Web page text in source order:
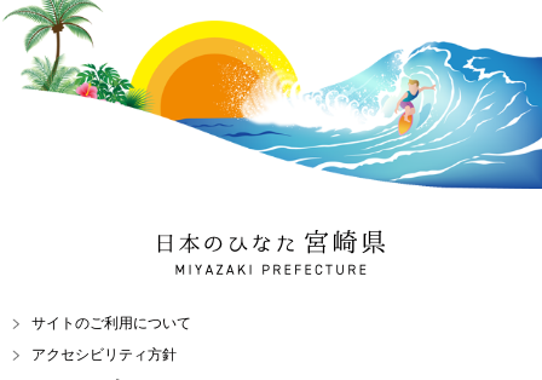
日本のひなた 宮崎県
MIYAZAKI PREFECTURE
サイトのご利用について
アクセシビリティ方針